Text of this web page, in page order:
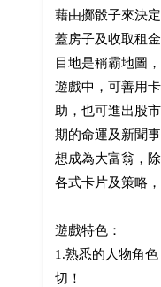
藉由擲骰子來決
蓋房子及收取租
目地是稱霸地圖
遊戲中，可善用
助，也可進出股
期的命運及新聞事
想成為大富翁，
各式卡片及策略
遊戲特色：
1.熟悉的人物角
切！